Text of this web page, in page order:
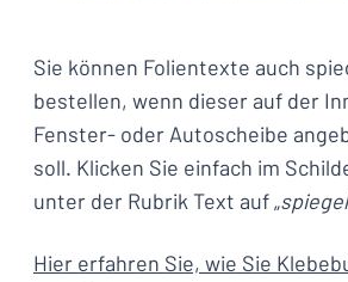
Sie können Folientexte auch
bestellen, wenn dieser auf der
Fenster- oder Autoscheibe
soll. Klicken Sie einfach im
unter der Rubrik Text auf „
Hier erfahren Sie, wie Sie